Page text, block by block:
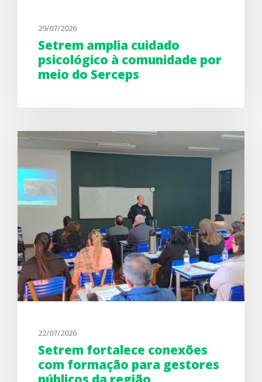
29/07/2026
Setrem amplia cuidado
psicológico à comunidade por
meio do Serceps
22/07/2026
Setrem fortalece conexões
com formação para gestores